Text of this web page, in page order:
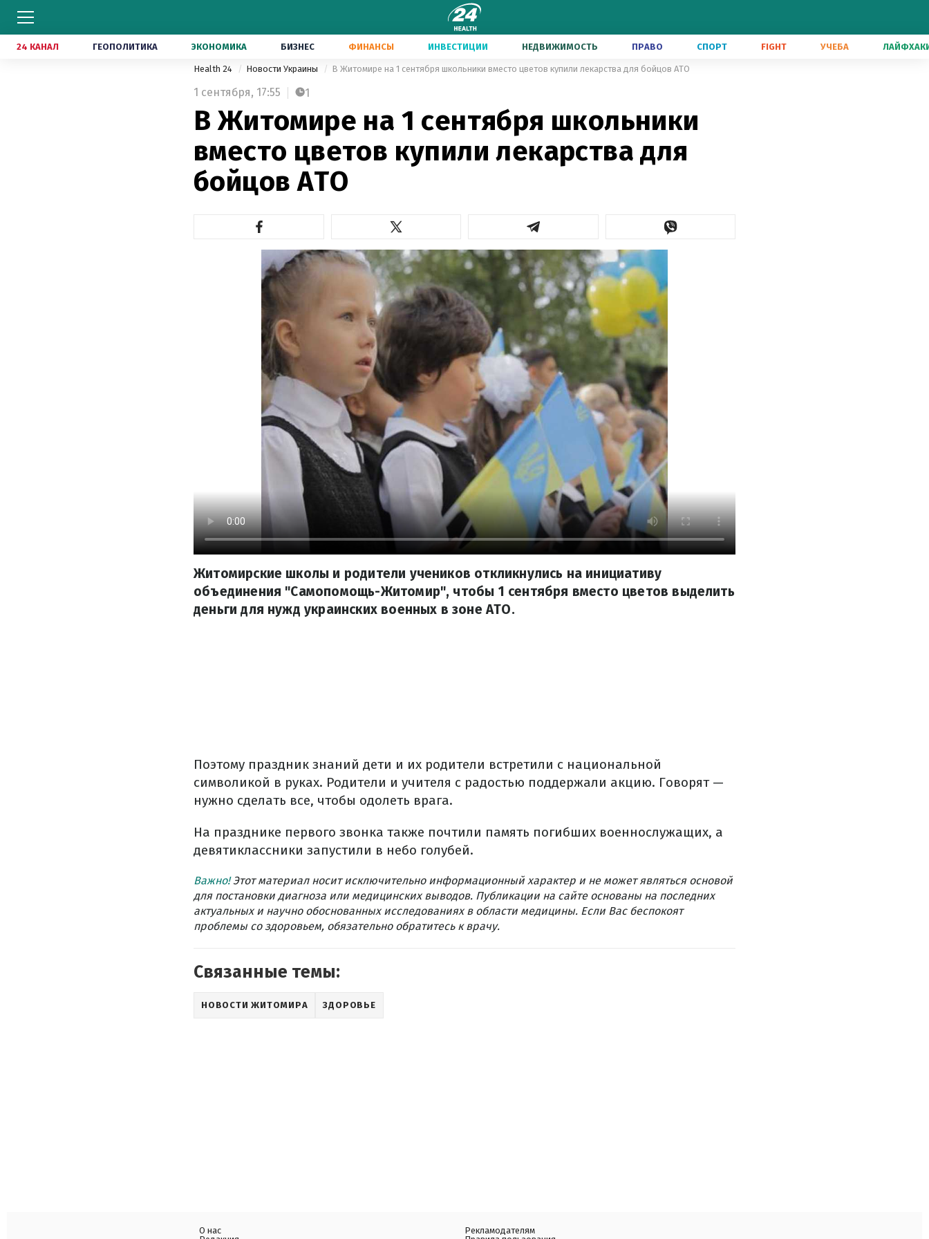
24 КАНАЛ ГЕОПОЛИТИКА ЭКОНОМИКА БИЗНЕС ФИНАНСЫ ИНВЕСТИЦИИ НЕДВИЖИМОСТЬ ПРАВО СПОРТ FIGHT УЧЕБА
Health 24 Новости Украины В Житомире на 1 сентября школьники вместо цветов купили лекарства для бойцов АТО
1 сентября, 17:55 1
В Житомире на 1 сентября школьники
вместо цветов купили лекарства для
бойцов АТО
Житомирские школы и родители учеников откликнулись на инициативу
объединения "Самопомощь-Житомир", чтобы 1 сентября вместо цветов выделить
деньги для нужд украинских военных в зоне АТО.
Поэтому праздник знаний дети и их родители встретили с национальной
символикой в руках. Родители и учителя с радостью поддержали акцию. Говорят —
нужно сделать все, чтобы одолеть врага.
На празднике первого звонка также почтили память погибших военнослужащих, а
девятиклассники запустили в небо голубей.
Важно!Этот материал носит исключительно информационный характер и не может являться основой
для постановки диагноза или медицинских выводов. Публикации на сайте основаны на последних
актуальных и научно обоснованных исследованиях в области медицины. Если Вас беспокоят
проблемы со здоровьем, обязательно обратитесь к врачу.
Связанные темы:
НОВОСТИ ЖИТОМИРА ЗДОРОВЬЕ
О нас
Рекламодателям